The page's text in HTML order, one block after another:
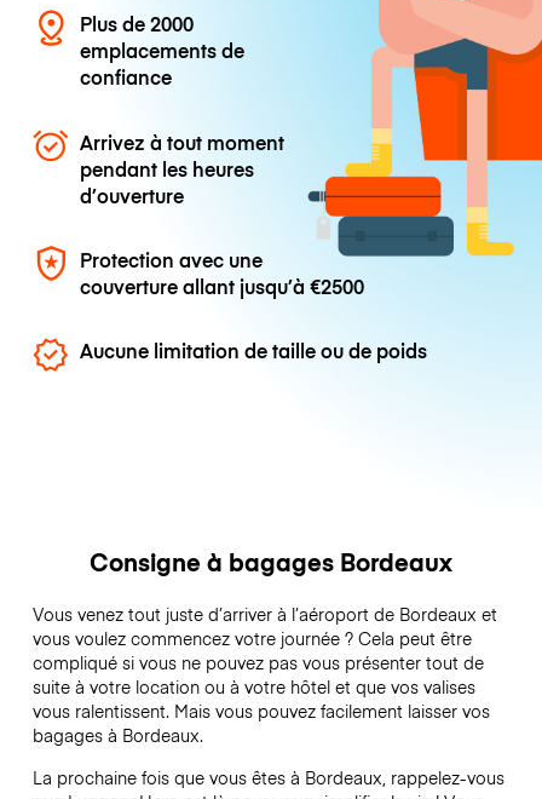
Plus de 2000
emplacements de
confiance
Arrivez à tout moment
pendant les heures
d’ouverture
Protection avec une
couverture allant jusqu’à€2500
Aucune limitation de taille ou de poids
Consigne à bagages Bordeaux
Vous venez tout juste d’arriver à l’aéroport de Bordeaux et
vous voulez commencez votre journée ? Cela peut être
compliqué si vous ne pouvez pas vous présenter tout de
suite à votre location ou à votre hôtel et que vos valises
vous ralentissent. Mais vous pouvez facilement laisser vos
bagages à Bordeaux.
La prochaine fois que vous êtes à Bordeaux, rappelez-vous